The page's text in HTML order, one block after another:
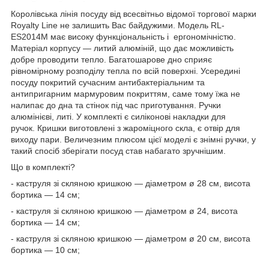
Королівська лінія посуду від всесвітньо відомої торгової марки
Royalty Line не залишить Вас байдужими. Модель RL-
ES2014M має високу функціональність і ергономічністю.
Матеріал корпусу — литий алюміній, що дає можливість
добре проводити тепло. Багатошарове дно сприяє
рівномірному розподілу тепла по всій поверхні. Усередині
посуду покритий сучасним антибактеріальним та
антипригарним мармуровим покриттям, саме тому їжа не
налипає до дна та стінок під час приготування. Ручки
алюмінієві, литі. У комплекті є силіконові накладки для
ручок. Кришки виготовлені з жароміцного скла, є отвір для
виходу пари. Величезним плюсом цієї моделі є знімні ручки, у
такий спосіб зберігати посуд став набагато зручнішим.
Що в комплекті?
- каструля зі скляною кришкою — діаметром ø 28 см, висота
бортика — 14 см;
- каструля зі скляною кришкою — діаметром ø 24, висота
бортика — 14 см;
- каструля зі скляною кришкою — діаметром ø 20 см, висота
бортика — 10 см;